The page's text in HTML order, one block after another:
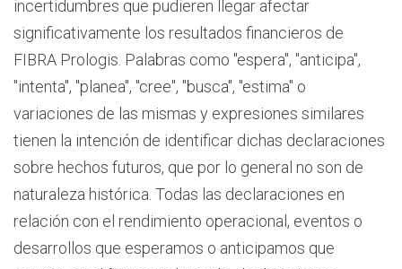
incertidumbres que pudieren llegar afectar
significativamente los resultados financieros de
FIBRA Prologis. Palabras como "espera", "anticipa",
"intenta", "planea", "cree", "busca", "estima" o
variaciones de las mismas y expresiones similares
tienen la intención de identificar dichas declaraciones
sobre hechos futuros, que por lo general no son de
naturaleza histórica. Todas las declaraciones en
relación con el rendimiento operacional, eventos o
desarrollos que esperamos o anticipamos que